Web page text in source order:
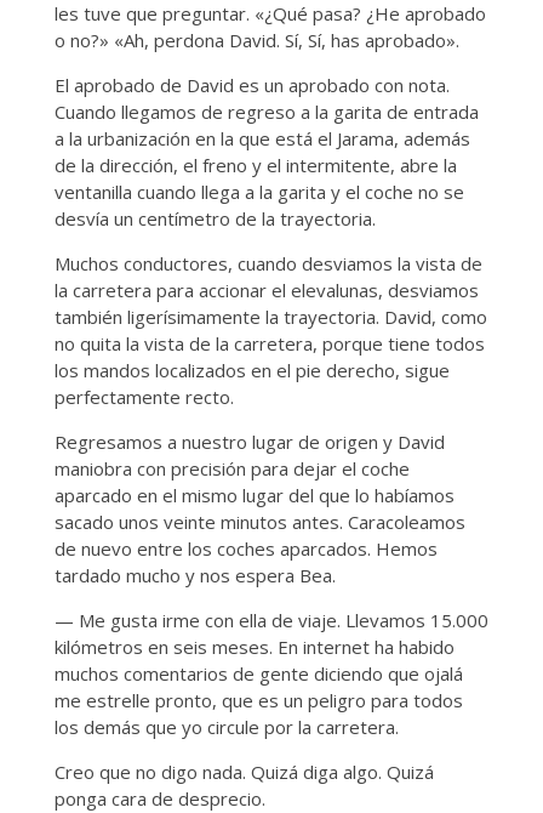
les tuve que preguntar. «¿Qué pasa? ¿He aprobado
o no?» «Ah, perdona David. Sí, Sí, has aprobado».
El aprobado de David es un aprobado con nota.
Cuando llegamos de regreso a la garita de entrada
a la urbanización en la que está el Jarama, además
de la dirección, el freno y el intermitente, abre la
ventanilla cuando llega a la garita y el coche no se
desvía un centímetro de la trayectoria.
Muchos conductores, cuando desviamos la vista de
la carretera para accionar el elevalunas, desviamos
también ligerísimamente la trayectoria. David, como
no quita la vista de la carretera, porque tiene todos
los mandos localizados en el pie derecho, sigue
perfectamente recto.
Regresamos a nuestro lugar de origen y David
maniobra con precisión para dejar el coche
aparcado en el mismo lugar del que lo habíamos
sacado unos veinte minutos antes. Caracoleamos
de nuevo entre los coches aparcados. Hemos
tardado mucho y nos espera Bea.
— Me gusta irme con ella de viaje. Llevamos 15.000
kilómetros en seis meses. En internet ha habido
muchos comentarios de gente diciendo que ojalá
me estrelle pronto, que es un peligro para todos
los demás que yo circule por la carretera.
Creo que no digo nada. Quizá diga algo. Quizá
ponga cara de desprecio.